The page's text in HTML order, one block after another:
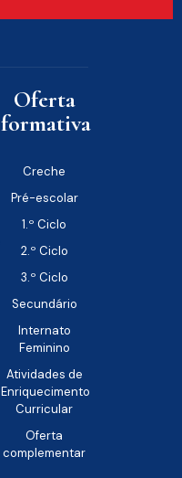
Oferta
formativa
Creche
Pré-escolar
1.º Ciclo
2.º Ciclo
3.º Ciclo
Secundário
Internato
Feminino
Atividades de
Enriquecimento
Curricular
Oferta
complementar